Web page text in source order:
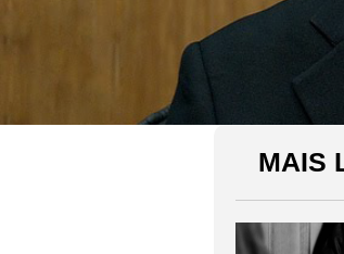
MAIS